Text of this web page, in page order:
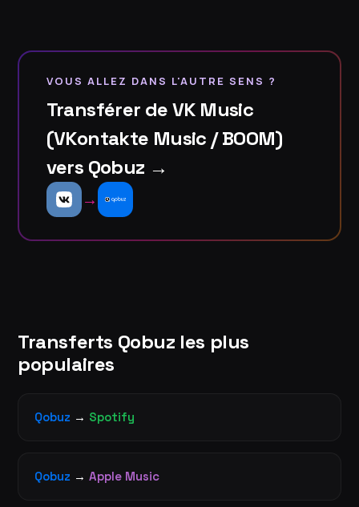
VOUS ALLEZ DANS L'AUTRE SENS ?
Transférer de VK Music
(VKontakte Music / BOOM)
vers Qobuz →
→
Transferts Qobuz les plus
populaires
Qobuz → Spotify
Qobuz → Apple Music